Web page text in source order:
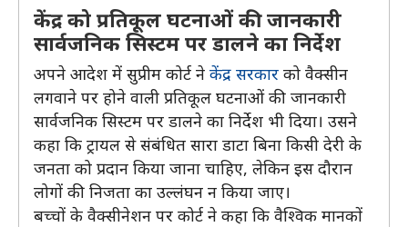
केंद्र को प्रतिकूल घटनाओं की जानकारी
सार्वजनिक सिस्टम पर डालने का निर्देश
अपने आदेश में सुप्रीम कोर्ट ने केंद्र सरकार को वैक्सीन
लगवाने पर होने वाली प्रतिकूल घटनाओं की जानकारी
सार्वजनिक सिस्टम पर डालने का निर्देश भी दिया। उसने
कहा कि ट्रायल से संबंधित सारा डाटा बिना किसी देरी के
जनता को प्रदान किया जाना चाहिए, लेकिन इस दौरान
लोगों की निजता का उल्लंघन न किया जाए।
बच्चों के वैक्सीनेशन पर कोर्ट ने कहा कि वैश्विक मानकों